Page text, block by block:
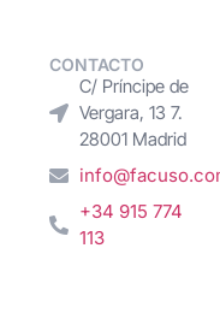
CONTACTO
C/ Príncipe de
Vergara, 13 7.
28001 Madrid
+34 915 774
113